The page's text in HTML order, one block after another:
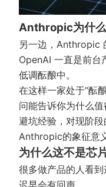
Anthropic为什
另一边，Anthropic
OpenAI 一直是前台
低调酝酿中。
在这样一家处于“酝
问能告诉你为什么
避坑经验，对现阶
Anthropic的象征意
为什么这不是芯
很多做产品的人看
迟早会有回声。